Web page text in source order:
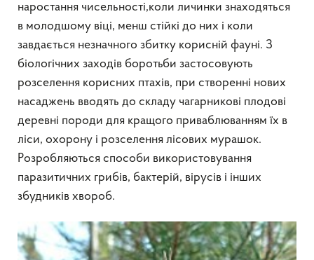
наростання чисельності,коли личинки знаходяться
в молодшому віці, менш стійкі до них і коли
завдається незначного збитку корисній фауні. З
біологічних заходів боротьби застосовують
розселення корисних птахів, при створенні нових
насаджень вводять до складу чагарникові плодові
деревні породи для кращого приваблюванням їх в
ліси, охорону і розселення лісових мурашок.
Розробляються способи використовування
паразитичних грибів, бактерій, вірусів і інших
збудників хвороб.